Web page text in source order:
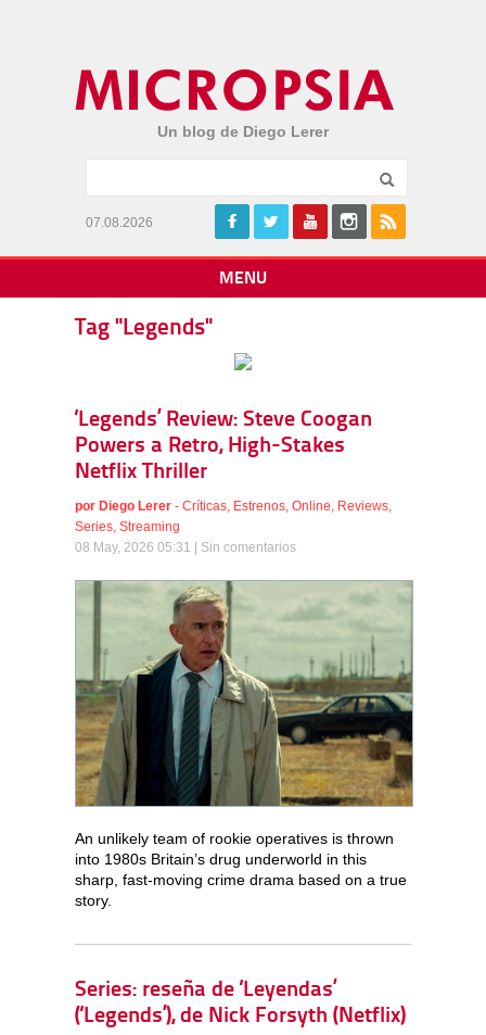
Un blog de Diego Lerer
07.08.2026
MENU
Tag "Legends"
‘Legends’ Review: Steve Coogan
Powers a Retro, High-Stakes
Netflix Thriller
por Diego Lerer - Críticas, Estrenos, Online, Reviews,
Series, Streaming
08 May, 2026 05:31 | Sin comentarios
An unlikely team of rookie operatives is thrown
into 1980s Britain’s drug underworld in this
sharp, fast-moving crime drama based on a true
story.
Series: reseña de ‘Leyendas’
(‘Legends’), de Nick Forsyth (Netflix)